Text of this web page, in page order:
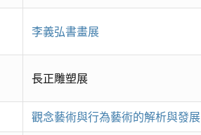
李義弘書畫展
長正雕塑展
觀念藝術與行為藝術的解析與發展